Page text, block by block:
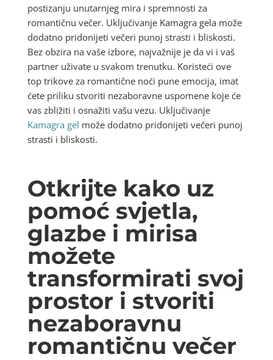
postizanju unutarnjeg mira i spremnosti za
romantičnu večer. Uključivanje Kamagra gela može
dodatno pridonijeti večeri punoj strasti i bliskosti.
Bez obzira na vaše izbore, najvažnije je da vi i vaš
partner uživate u svakom trenutku. Koristeći ove
top trikove za romantične noći pune emocija, imat
ćete priliku stvoriti nezaboravne uspomene koje će
vas zbližiti i osnažiti vašu vezu. Uključivanje
Kamagra gel može dodatno pridonijeti večeri punoj
strasti i bliskosti.
Otkrijte kako uz
pomoć svjetla,
glazbe i mirisa
možete
transformirati svoj
prostor i stvoriti
nezaboravnu
romantičnu večer